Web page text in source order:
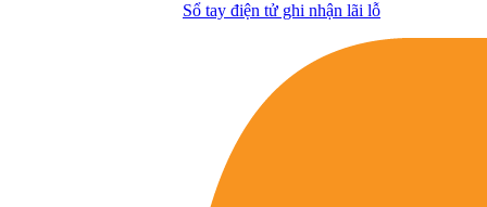
Sổ tay điện tử ghi nhận lãi lỗ